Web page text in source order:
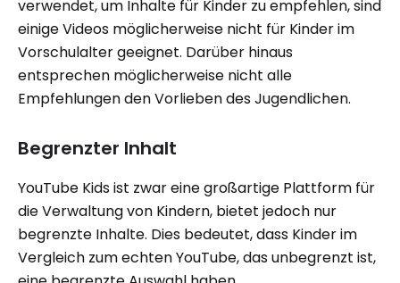
verwendet, um Inhalte für Kinder zu empfehlen, sind
einige Videos möglicherweise nicht für Kinder im
Vorschulalter geeignet. Darüber hinaus
entsprechen möglicherweise nicht alle
Empfehlungen den Vorlieben des Jugendlichen.
Begrenzter Inhalt
YouTube Kids ist zwar eine großartige Plattform für
die Verwaltung von Kindern, bietet jedoch nur
begrenzte Inhalte. Dies bedeutet, dass Kinder im
Vergleich zum echten YouTube, das unbegrenzt ist,